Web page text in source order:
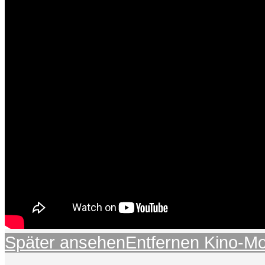
Später ansehenEntfernen Kino-